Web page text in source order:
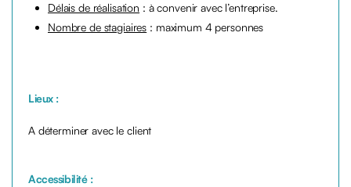
Délais de réalisation : à convenir avec l’entreprise.
Nombre de stagiaires : maximum 4 personnes
Lieux :
A déterminer avec le client
Accessibilité :